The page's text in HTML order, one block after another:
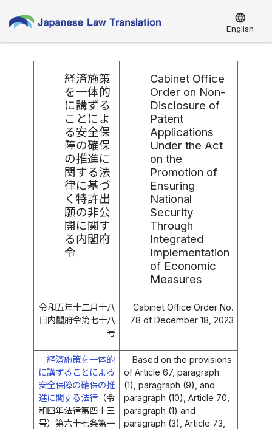
language
English
経済施策
を一体的
に講ずる
ことによ
る安全保
障の確保
の推進に
関する法
律に基づ
く特許出
願の非公
開に関す
る内閣府
令
Cabinet Office
Order on Non-
Disclosure of
Patent
Applications
Under the Act
on the
Promotion of
Ensuring
National
Security
Through
Integrated
Implementation
of Economic
Measures
令和五年十二月十八
日内閣府令第七十八
号
Cabinet Office Order No.
78 of December 18, 2023
経済施策を一体的
に講ずることによる
安全保障の確保の推
進に関する法律（令
和四年法律第四十三
号）第六十七条第一
Based on the provisions
of Article 67, paragraph
(1), paragraph (9), and
paragraph (10), Article 70,
paragraph (1) and
paragraph (3), Article 73,